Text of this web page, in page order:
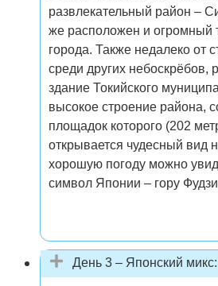
развлекательный район –
же расположен и огромный
города. Также недалеко от
среди других небоскрёбов,
здание Токийского
высокое строение района,
площадок которого (202
открывается чудесный вид
хорошую погоду можно
символ Японии – гору
День 3 – Японский